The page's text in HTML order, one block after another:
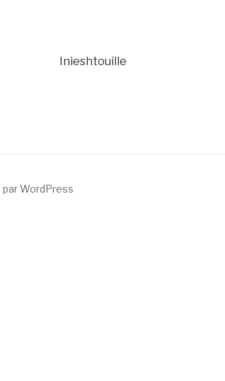
Inieshtouille
WordPress